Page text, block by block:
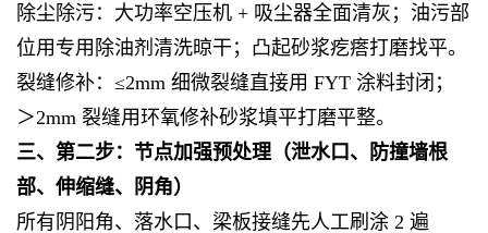
除尘除污：大功率空压机 + 吸尘器全面清灰；油污部
位用专用除油剂清洗晾干；凸起砂浆疙瘩打磨找平。
裂缝修补：≤2mm 细微裂缝直接用 FYT 涂料封闭；
＞2mm 裂缝用环氧修补砂浆填平打磨平整。
三、第二步：节点加强预处理（泄水口、防撞墙根
部、伸缩缝、阴角）
所有阴阳角、落水口、梁板接缝先人工刷涂 2 遍